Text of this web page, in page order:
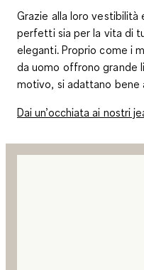
Grazie alla loro vestibilità
perfetti sia per la vita di
eleganti. Proprio come i
da uomo offrono grande
motivo, si adattano bene
Dai un’occhiata ai nostri